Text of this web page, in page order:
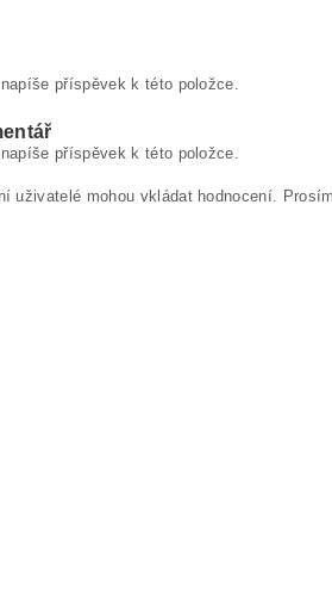
příspěvek k této položce.
příspěvek k této položce.
uživatelé mohou vkládat hodnocení. Prosím